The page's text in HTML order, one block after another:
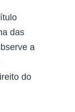
das
a
do